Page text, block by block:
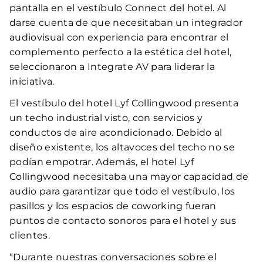
pantalla en el vestíbulo Connect del hotel. Al
darse cuenta de que necesitaban un integrador
audiovisual con experiencia para encontrar el
complemento perfecto a la estética del hotel,
seleccionaron a Integrate AV para liderar la
iniciativa.
El vestíbulo del hotel Lyf Collingwood presenta
un techo industrial visto, con servicios y
conductos de aire acondicionado. Debido al
diseño existente, los altavoces del techo no se
podían empotrar. Además, el hotel Lyf
Collingwood necesitaba una mayor capacidad de
audio para garantizar que todo el vestíbulo, los
pasillos y los espacios de coworking fueran
puntos de contacto sonoros para el hotel y sus
clientes.
“Durante nuestras conversaciones sobre el